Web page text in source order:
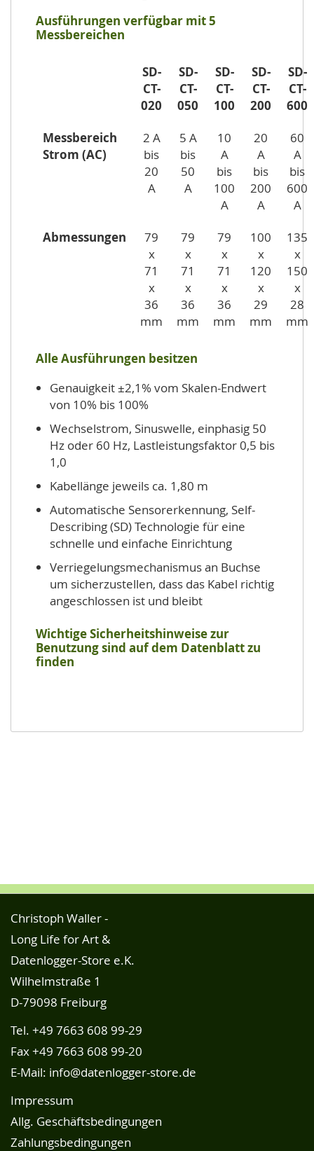
Ausführungen verfügbar mit 5
Messbereichen
SD-
CT-
020
SD-
CT-
050
SD-
CT-
100
SD-
CT-
200
SD-
CT-
600
Messbereich
Strom (AC)
2 A
bis
20
A
5 A
bis
50
A
10
A
bis
100
A
20
A
bis
200
A
60
A
bis
600
A
Abmessungen
79
x
71
x
36
mm
79
x
71
x
36
mm
79
x
71
x
36
mm
100
x
120
x
29
mm
135
x
150
x
28
mm
Alle Ausführungen besitzen
Genauigkeit ±2,1% vom Skalen-Endwert
von 10% bis 100%
Wechselstrom, Sinuswelle, einphasig 50
Hz oder 60 Hz, Lastleistungsfaktor 0,5 bis
1,0
Kabellänge jeweils ca. 1,80 m
Automatische Sensorerkennung, Self-
Describing (SD) Technologie für eine
schnelle und einfache Einrichtung
Verriegelungsmechanismus an Buchse
um sicherzustellen, dass das Kabel richtig
angeschlossen ist und bleibt
Wichtige Sicherheitshinweise zur
Benutzung sind auf dem Datenblatt zu
finden
Christoph Waller -
Long Life for Art &
Datenlogger-Store e.K.
Wilhelmstraße 1
D-79098 Freiburg
Tel. +49 7663 608 99-29
Fax +49 7663 608 99-20
E-Mail: info@datenlogger-store.de
Impressum
Allg. Geschäftsbedingungen
Zahlungsbedingungen